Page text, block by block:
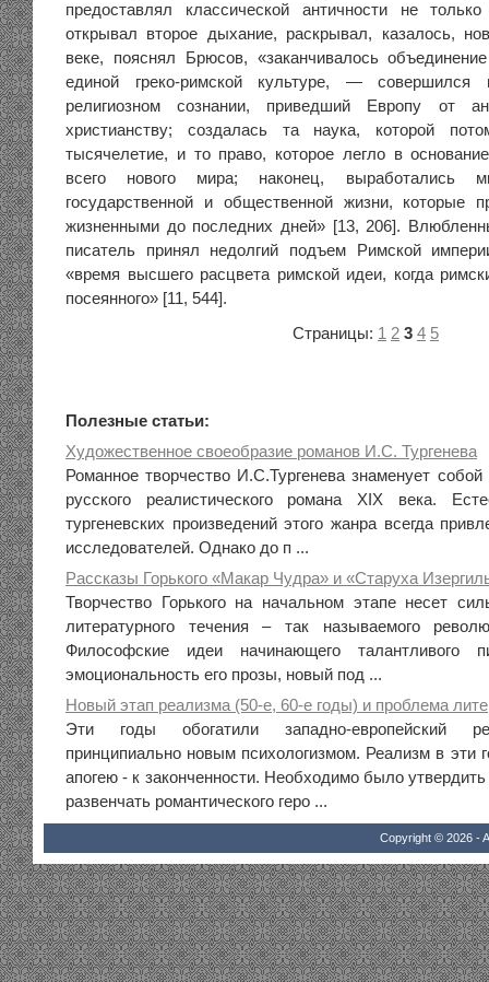
предоставлял классической античности не
открывал второе дыхание, раскрывал, казалось,
веке, пояснял Брюсов, «заканчивалось
единой греко-римской культуре, — совершился
религиозном сознании, приведший Европу от
христианству; создалась та наука, которой
тысячелетие, и то право, которое легло в
всего нового мира; наконец, выработались
государственной и общественной жизни, которые
жизненными до последних дней» [13, 206].
писатель принял недолгий подъем Римской
«время высшего расцвета римской идеи, когда
посеянного» [11, 544].
Страницы: 1 2 3 4 5
Полезные статьи:
Художественное своеобразие романов И.С. Тургенева
Романное творчество И.С.Тургенева знаменует
русского реалистического романа XIX века.
тургеневских произведений этого жанра всегда
исследователей. Однако до п ...
Рассказы Горького «Макар Чудра» и «Старуха
Творчество Горького на начальном этапе несет
литературного течения – так называемого
Философские идеи начинающего талантливого
эмоциональность его прозы, новый под ...
Новый этап реализма (50-е, 60-е годы) и проблема
Эти годы обогатили западно-европейский
принципиально новым психологизмом. Реализм в эти
апогею - к законченности. Необходимо было
развенчать романтического геро ...
Copyright © 2026 -